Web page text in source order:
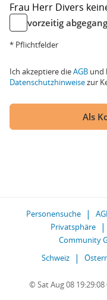
Frau Herr Divers
vorzeitig
* Pflichtfelder
Ich akzeptiere dieAGB und
Datenschutzhinweisezur
Als
Personensuche
Privatsphäre
Community
Schweiz
© Sat Aug 08